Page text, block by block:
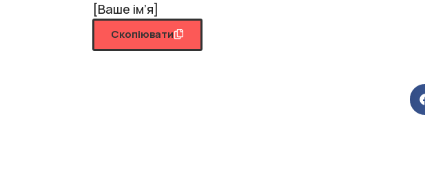
[Ваше ім’я]
Скопіювати